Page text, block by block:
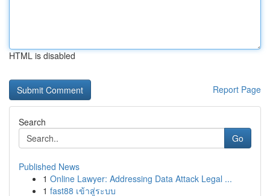
HTML is disabled
Report Page
Search
Go
Published News
1 Online Lawyer: Addressing Data Attack Legal ...
1 fast88 เข้าสู่ระบบ